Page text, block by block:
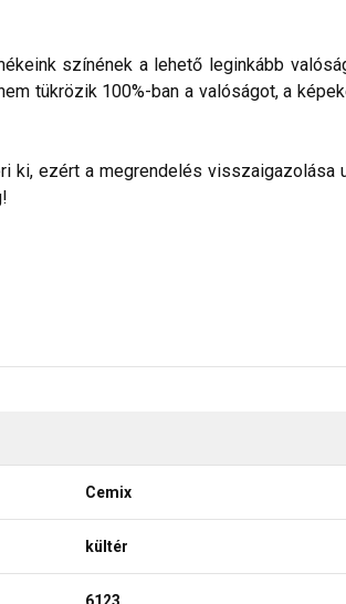
színének a lehető leginkább
tükrözik 100%-ban a valóságot, a
ki, ezért a megrendelés
Cemix
kültér